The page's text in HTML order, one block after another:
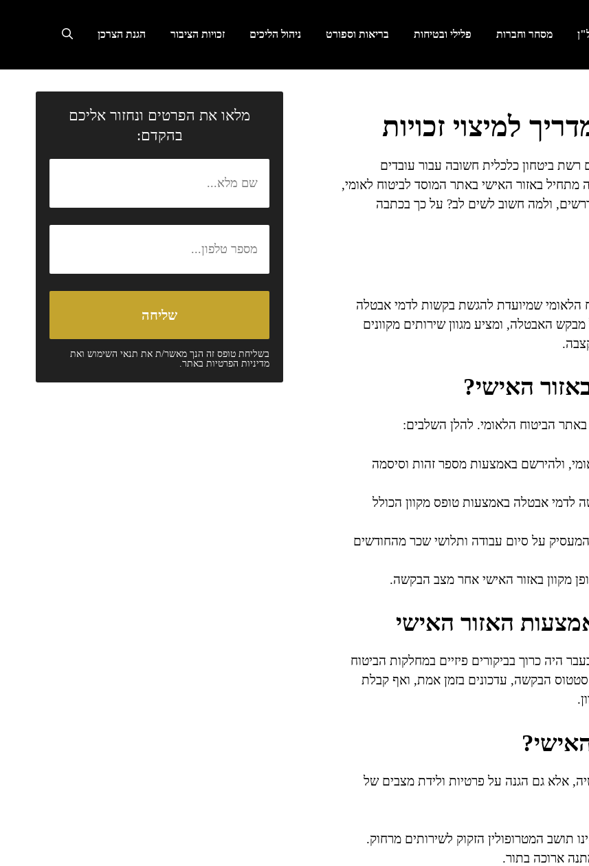
מסחר וחברות פלילי ובטיחות בריאות וספורט ניהול הליכים זכויות הציבור הגנת הצרכן
למיצוי זכויות
ביטחון כלכלית חשובה עבור עובדים
באזור האישי באתר המוסד לביטוח לאומי,
ולמה חשוב לשים לב? על כך בכתבה
הלאומי שמיועדת להגשת בקשות לדמי אבטלה
האבטלה, ומציע מגוון שירותים מקוונים
האישי?
הביטוח הלאומי. להלן השלבים:
ולהירשם באמצעות מספר זהות וסיסמה
אבטלה באמצעות טופס מקוון הכולל
על סיום עבודה ותלושי שכר מהחודשים
מקוון באזור האישי אחר מצב הבקשה.
האזור האישי
היה כרוך בביקורים פיזיים במחלקות הביטוח
הבקשה, עדכונים בזמן אמת, ואף קבלת
אלא גם הגנה על פרטיות ולידת מצבים של
ארוכה בתור.
מלאו את הפרטים ונחזור אליכם
בהקדם:
בשליחת טופס זה הנך מאשר/ת את תנאי השימושואת
מדיניות הפרטיותבאתר.